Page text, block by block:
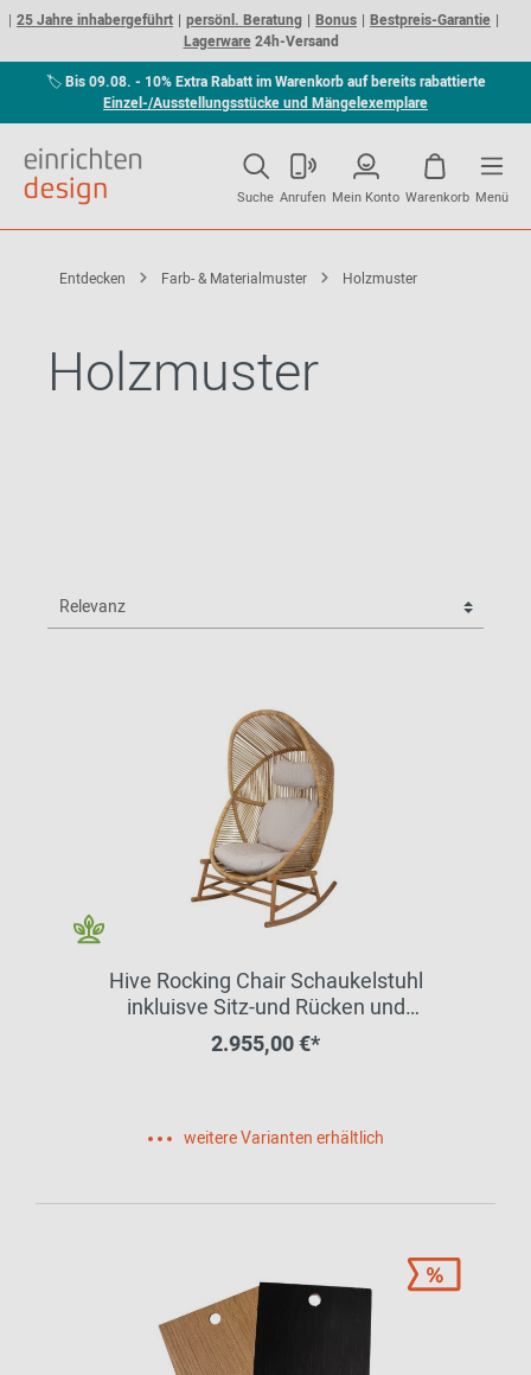
25 Jahre inhabergeführt persönl. Beratung Bonus
Bestpreis-Garantie
Lagerware24h-Versand
🏷Bis 09.08. - 10% Extra Rabatt im Warenkorb auf bereits rabattierte
Einzel-/Ausstellungsstücke und Mängelexemplare
Suche Anrufen Mein Konto Warenkorb Menü
Entdecken Farb- & Materialmuster Holzmuster
Holzmuster
Hive Rocking Chair Schaukelstuhl
inkluisve Sitz-und Rücken und
Nackenkissen Cane-Line
2.955,00 €*
weitere Varianten erhältlich